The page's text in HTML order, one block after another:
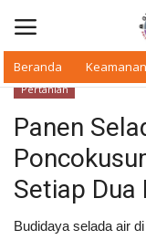
Beranda Keamanan
Beranda
Pertanian
Panen
Setiap Dua
Budidaya selada air